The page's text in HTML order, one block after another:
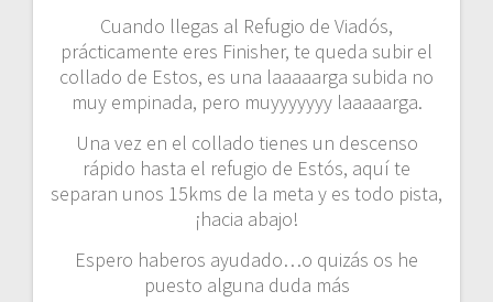
Cuando llegas al Refugio de Viadós,
prácticamente eres Finisher, te queda subir el
collado de Estos, es una laaaaarga subida no
muy empinada, pero muyyyyyyy laaaaarga.
Una vez en el collado tienes un descenso
rápido hasta el refugio de Estós, aquí te
separan unos 15kms de la meta y es todo pista,
¡hacia abajo!
Espero haberos ayudado…o quizás os he
puesto alguna duda más